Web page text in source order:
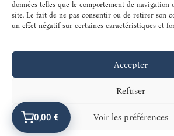
données telles que le comportement de navigation
site. Le fait de ne pas consentir ou de retirer son
un effet négatif sur certaines caractéristiques et
Accepter
Refuser
Voir les préférences
FAQ
Mentions légales / Confidentialité
© 2025 Tous droits réservés –
0,00 €